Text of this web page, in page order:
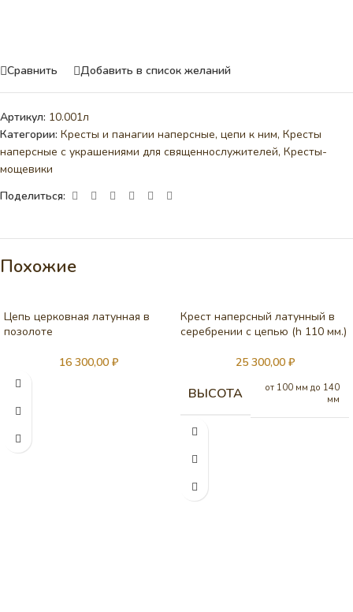
Сравнить Добавить в список желаний
Артикул: 10.001л
Категории: Кресты и панагии наперсные, цепи к ним, Кресты
наперсные с украшениями для священнослужителей, Кресты-
мощевики
Поделиться:
Похожие
Цепь церковная латунная в
позолоте
16 300,00 ₽
Крест наперсный латунный в
серебрении c цепью (h 110 мм.)
25 300,00 ₽
ВЫСОТА
от 100 мм до 140
мм